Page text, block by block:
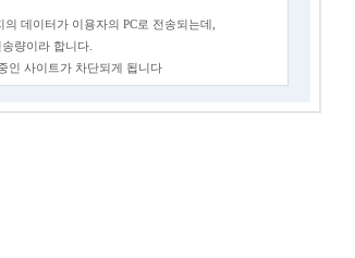
데이터가 이용자의 PC로 전송되는데,
량이라 합니다.
인 사이트가 차단되게 됩니다